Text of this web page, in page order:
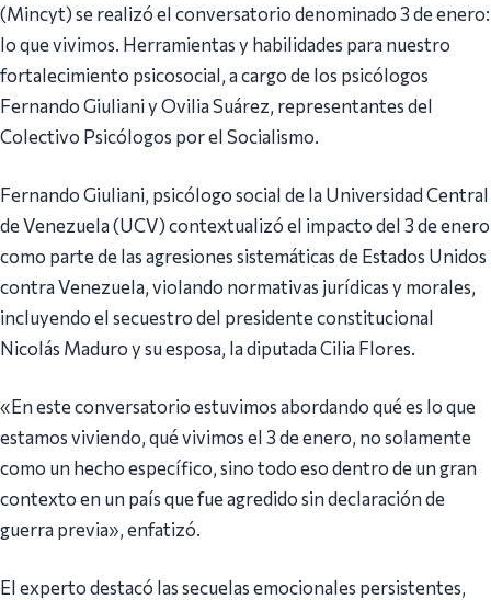
(Mincyt) se realizó el conversatorio denominado 3 de enero:
lo que vivimos. Herramientas y habilidades para nuestro
fortalecimiento psicosocial, a cargo de los psicólogos
Fernando Giuliani y Ovilia Suárez, representantes del
Colectivo Psicólogos por el Socialismo.
Fernando Giuliani, psicólogo social de la Universidad Central
de Venezuela (UCV) contextualizó el impacto del 3 de enero
como parte de las agresiones sistemáticas de Estados Unidos
contra Venezuela, violando normativas jurídicas y morales,
incluyendo el secuestro del presidente constitucional
Nicolás Maduro y su esposa, la diputada Cilia Flores.
«En este conversatorio estuvimos abordando qué es lo que
estamos viviendo, qué vivimos el 3 de enero, no solamente
como un hecho específico, sino todo eso dentro de un gran
contexto en un país que fue agredido sin declaración de
guerra previa», enfatizó.
El experto destacó las secuelas emocionales persistentes,